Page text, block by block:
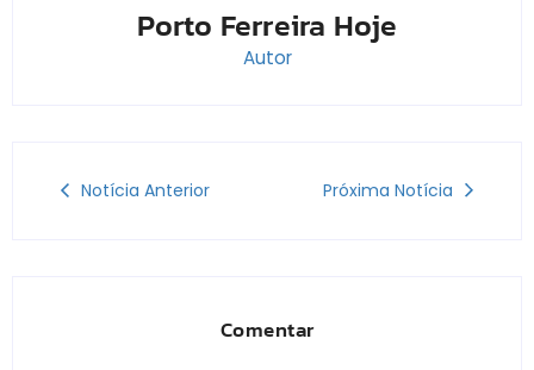
Porto Ferreira Hoje
Autor
Notícia Anterior Próxima Notícia
Comentar